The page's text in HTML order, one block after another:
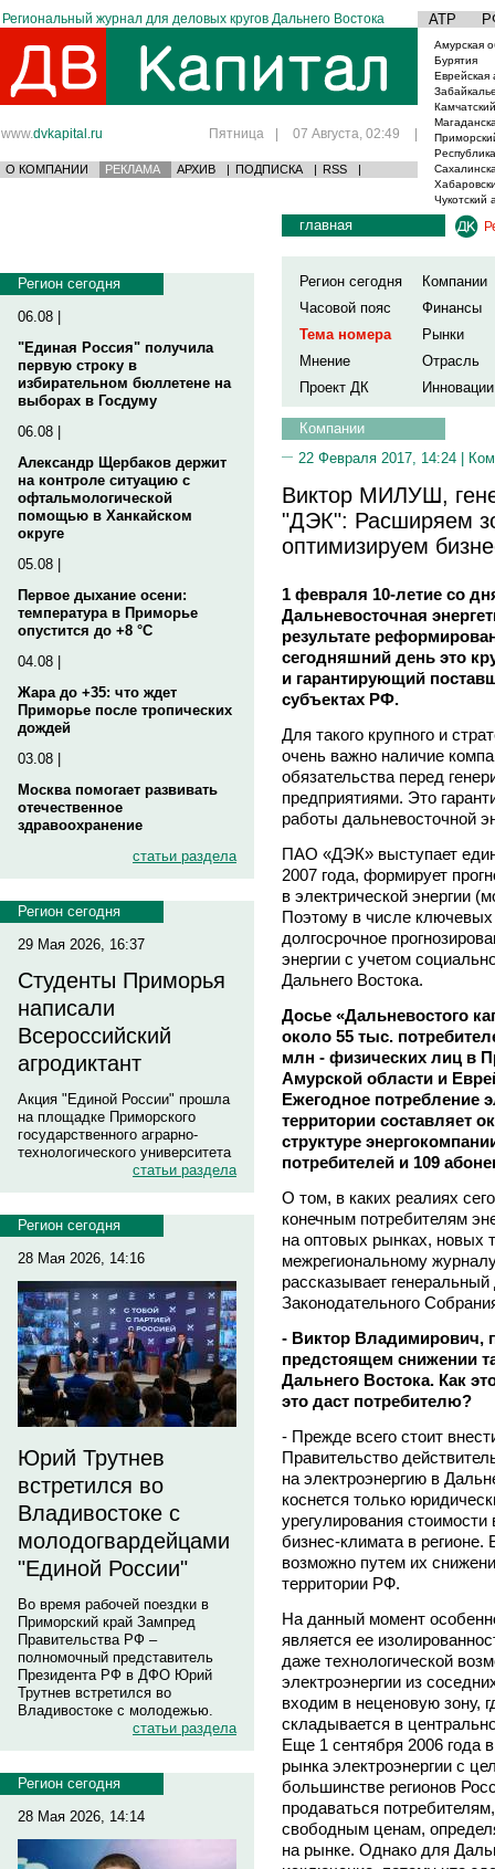
Региональный журнал для деловых кругов Дальнего Востока АТР
www.dvkapital.ru Пятница | 07 Августа, 02:49 |
О КОМПАНИИ РЕКЛАМА АРХИВ | ПОДПИСКА | RSS |
Амурская
Бурятия
Еврейская
Чукотский
Регион сегодня
06.08 |
"Единая Россия" получила
первую строку в
избирательном бюллетене на
выборах в Госдуму
06.08 |
Александр Щербаков держит
на контроле ситуацию с
офтальмологической
помощью в Ханкайском
округе
05.08 |
Первое дыхание осени:
температура в Приморье
опустится до +8 °C
04.08 |
Жара до +35: что ждет
Приморье после тропических
дождей
03.08 |
Москва помогает развивать
отечественное
здравоохранение
статьи раздела
Регион сегодня
29 Мая 2026, 16:37
Студенты Приморья
написали
Всероссийский
агродиктант
Акция "Единой России" прошла
на площадке Приморского
государственного аграрно-
технологического университета
статьи раздела
Регион сегодня
28 Мая 2026, 14:16
Юрий Трутнев
встретился во
Владивостоке с
молодогвардейцами
"Единой России"
Во время рабочей поездки в
Приморский край Зампред
Правительства РФ –
полномочный представитель
Президента РФ в ДФО Юрий
Трутнев встретился во
Владивостоке с молодежью.
статьи раздела
Регион сегодня
28 Мая 2026, 14:14
главная
Регион сегодня
Компании
Часовой пояс
Финансы
Тема номера
Рынки
Мнение
Отрасль
Проект ДК
Инновации
Компании
22 Февраля 2017, 14:24 |
Виктор МИЛУШ,
"ДЭК": Расширяем
оптимизируем
1 февраля 10-летие со
Дальневосточная
результате
сегодняшний день это
и гарантирующий
субъектах РФ.
Для такого крупного и
очень важно наличие
обязательства перед
предприятиями. Это
работы дальневосточной
ПАО «ДЭК» выступает
2007 года, формирует
в электрической энергии
Поэтому в числе ключевых
долгосрочное
энергии с учетом
Дальнего Востока.
Досье «Дальневостого
около 55 тыс.
млн - физических лиц в
Амурской области и
Ежегодное потребление
территории составляет
структуре
потребителей и 109
О том, в каких реалиях
конечным потребителям
на оптовых рынках, новых
межрегиональному
рассказывает
Законодательного
- Виктор Владимирович,
предстоящем снижении
Дальнего Востока. Как
это даст потребителю?
- Прежде всего стоит
Правительство
на электроэнергию в
коснется только
урегулирования
бизнес-климата в регионе.
возможно путем их
территории РФ.
На данный момент
является ее
даже технологической
электроэнергии из
входим в неценовую зону,
складывается в
Еще 1 сентября 2006 года
рынка электроэнергии с
большинстве регионов
продаваться
свободным ценам,
на рынке. Однако для